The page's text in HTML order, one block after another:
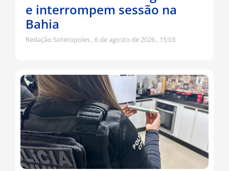
e interrompem sessão na
Bahia
Redação Soteropoles 6 de agosto de 2026 15:03